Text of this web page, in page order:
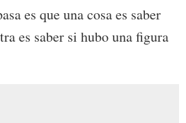
es que una cosa es saber
es saber si hubo una figura